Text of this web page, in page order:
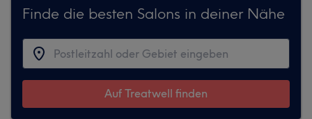
Finde die besten Salons in deiner Nähe
Auf Treatwell finden